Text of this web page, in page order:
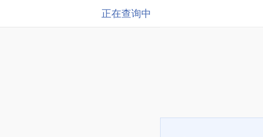
正在查询中